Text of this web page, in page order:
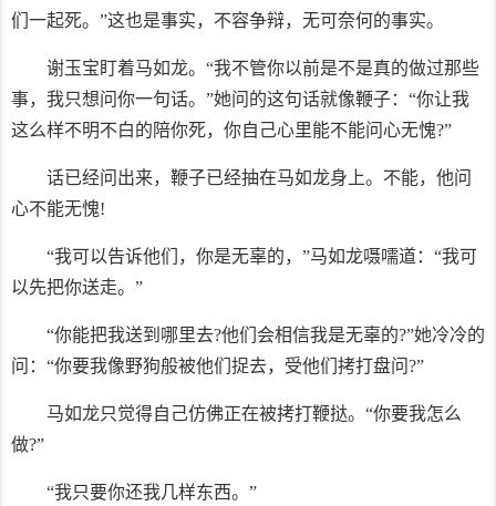
们一起死。”这也是事实，不容争辩，无可奈何的事实。
谢玉宝盯着马如龙。“我不管你以前是不是真的做过那些
事，我只想问你一句话。”她问的这句话就像鞭子：“你让我
这么样不明不白的陪你死，你自己心里能不能问心无愧?”
话已经问出来，鞭子已经抽在马如龙身上。不能，他问
心不能无愧!
“我可以告诉他们，你是无辜的，”马如龙嗫嚅道：“我可
以先把你送走。”
“你能把我送到哪里去?他们会相信我是无辜的?”她冷冷的
问：“你要我像野狗般被他们捉去，受他们拷打盘问?”
马如龙只觉得自己仿佛正在被拷打鞭挞。“你要我怎么
做?”
“我只要你还我几样东西。”